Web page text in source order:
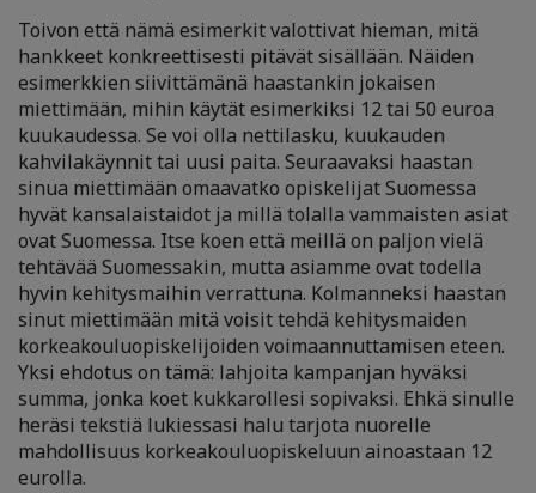
Toivon että nämä esimerkit valottivat hieman, mitä
hankkeet konkreettisesti pitävät sisällään. Näiden
esimerkkien siivittämänä haastankin jokaisen
miettimään, mihin käytät esimerkiksi 12 tai 50 euroa
kuukaudessa. Se voi olla nettilasku, kuukauden
kahvilakäynnit tai uusi paita. Seuraavaksi haastan
sinua miettimään omaavatko opiskelijat Suomessa
hyvät kansalaistaidot ja millä tolalla vammaisten asiat
ovat Suomessa. Itse koen että meillä on paljon vielä
tehtävää Suomessakin, mutta asiamme ovat todella
hyvin kehitysmaihin verrattuna. Kolmanneksi haastan
sinut miettimään mitä voisit tehdä kehitysmaiden
korkeakouluopiskelijoiden voimaannuttamisen eteen.
Yksi ehdotus on tämä: lahjoita kampanjan hyväksi
summa, jonka koet kukkarollesi sopivaksi. Ehkä sinulle
heräsi tekstiä lukiessasi halu tarjota nuorelle
mahdollisuus korkeakouluopiskeluun ainoastaan 12
eurolla.